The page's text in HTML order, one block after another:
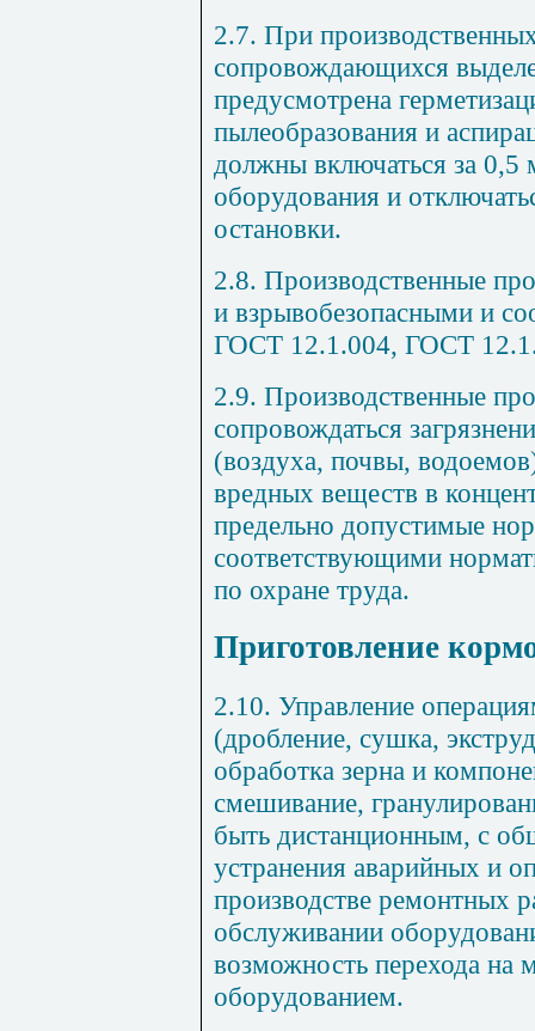
2.7. При
сопровождающихся
предусмотрена
пылеобразования и
должны включаться за
оборудования и
остановки.
2.8. Производственные
и взрывобезопасными и
ГОСТ 12.1.004, ГОСТ
2.9. Производственные
сопровождаться
(воздуха, почвы,
вредных веществ в
предельно допустимые
соответствующими
по охране труда.
Приготовление
2.10. Управление
(дробление, сушка,
обработка зерна и
смешивание,
быть дистанционным, с
устранения аварийных и
производстве ремонтных
обслуживании
возможность перехода на
оборудованием.